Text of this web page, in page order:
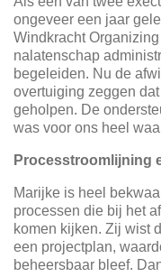
ongeveer een jaar
Windkracht
nalatenschap
begeleiden. Nu de
overtuiging zeggen
geholpen. De
was voor ons heel
Processtroomlijning
Marijke is heel
processen die bij het
komen kijken. Zij wist
een projectplan,
beheersbaar bleef.